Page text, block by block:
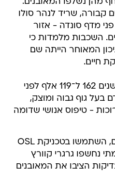
שריד לנהר סולו
מדף סונדה - אזור
ים. השכבות מלמדות כי
המאוחר הייתה שם
חיים.
להערכת החוקרים, בין השנים 162 ל־119 אלף לפני
בעל גוף גבוה ומוצק,
- טיפוס אנושי שדומה
כדי לתארך את המאובנים, השתמשו בטכניקת OSL
נחשפו גרגרי קוורץ
הציבו את המאובנים